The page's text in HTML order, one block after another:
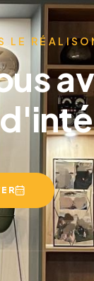
LE